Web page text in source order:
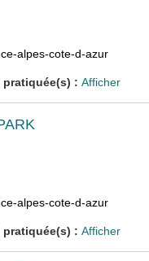
alpes-cote-d-azur
: Afficher
alpes-cote-d-azur
: Afficher